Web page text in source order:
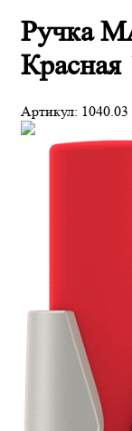
Ручка
Красная
Артикул: 1040.03